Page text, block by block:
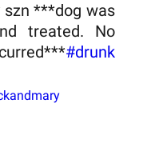
***dog was
treated. No
#drunk